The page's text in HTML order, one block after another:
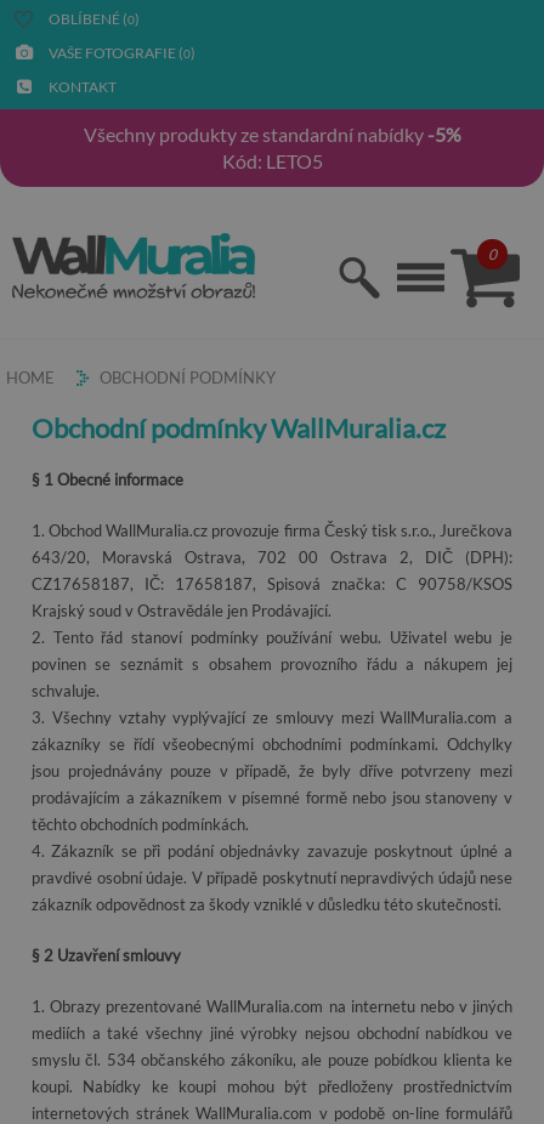
OBLÍBENÉ (0)
VAŠE FOTOGRAFIE (0)
KONTAKT
Všechny produkty ze standardní nabídky -5%
Kód: LETO5
0
HOME OBCHODNÍ PODMÍNKY
Obchodní podmínky WallMuralia.cz
§ 1 Obecné informace
1. Obchod WallMuralia.cz provozuje firma Český tisk s.r.o., Jurečkova
643/20, Moravská Ostrava, 702 00 Ostrava 2, DIČ (DPH):
CZ17658187, IČ: 17658187, Spisová značka: C 90758/KSOS
Krajský soud v Ostravědále jen Prodávající.
2. Tento řád stanoví podmínky používání webu. Uživatel webu je
povinen se seznámit s obsahem provozního řádu a nákupem jej
schvaluje.
3. Všechny vztahy vyplývající ze smlouvy mezi WallMuralia.com a
zákazníky se řídí všeobecnými obchodními podmínkami. Odchylky
jsou projednávány pouze v případě, že byly dříve potvrzeny mezi
prodávajícím a zákazníkem v písemné formě nebo jsou stanoveny v
těchto obchodních podmínkách.
4. Zákazník se při podání objednávky zavazuje poskytnout úplné a
pravdivé osobní údaje. V případě poskytnutí nepravdivých údajů nese
zákazník odpovědnost za škody vzniklé v důsledku této skutečnosti.
§ 2 Uzavření smlouvy
1. Obrazy prezentované WallMuralia.com na internetu nebo v jiných
mediích a také všechny jiné výrobky nejsou obchodní nabídkou ve
smyslu čl. 534 občanského zákoníku, ale pouze pobídkou klienta ke
koupi. Nabídky ke koupi mohou být předloženy prostřednictvím
internetových stránek WallMuralia.com v podobě on-line formulářů